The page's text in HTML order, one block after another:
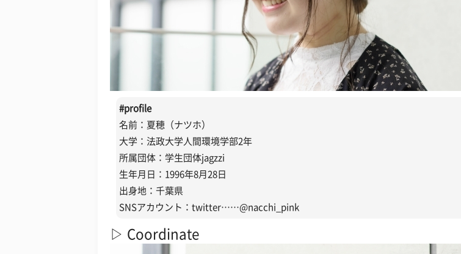
#profile
名前：夏穂（ナツホ）
大学：法政大学人間環境学部2年
所属団体：学生団体jagzzi
生年月日：1996年8月28日
出身地：千葉県
SNSアカウント：twitter……@nacchi_pink
▷ Coordinate